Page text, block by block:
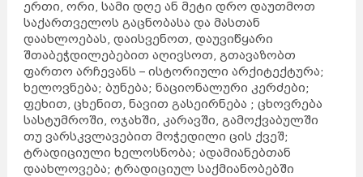
ერთი, ორი, სამი დღე ან მეტი დრო დაუთმოთ
საქართველოს გაცნობასა და მასთან
დაახლოებას, დაისვენოთ, დაუვიწყარი
შთაბეჭდილებებით აღივსოთ, გთავაზობთ
ფართო არჩევანს – ისტორიული არქიტექტურა;
ხელოვნება; ბუნება; ნაციონალური კერძები;
ფეხით, ცხენით, ნავით გასეირნება ; ცხოვრება
სასტუმროში, ოჯახში, კარავში, გამოქვაბულში
თუ ვარსკვლავებით მოჭედილი ცის ქვეშ;
ტრადიციული ხელოსნობა; ადამიანებთან
დაახლოვება; ტრადიციულ საქმიანობებში